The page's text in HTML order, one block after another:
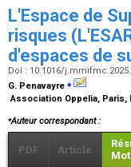
L'Espace de
risques
d'espaces de
Doi : 10.1016/
G. Penavayre ⁎
Association Oppelia, Paris,
⁎Auteur correspondant :
PDF Article